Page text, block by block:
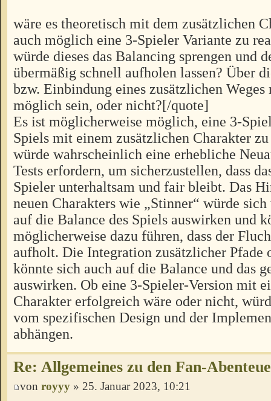
wäre es theoretisch mit dem zusätzlichen
auch möglich eine 3-Spieler Variante zu
würde dieses das Balancing sprengen und
übermäßig schnell aufholen lassen? Über
bzw. Einbindung eines zusätzlichen Weges
möglich sein, oder nicht?[/quote]
Es ist möglicherweise möglich, eine 3-
Spiels mit einem zusätzlichen Charakter
würde wahrscheinlich eine erhebliche
Tests erfordern, um sicherzustellen, dass
Spieler unterhaltsam und fair bleibt. Das
neuen Charakters wie „Stinner“ würde
auf die Balance des Spiels auswirken und
möglicherweise dazu führen, dass der
aufholt. Die Integration zusätzlicher Pfade
könnte sich auch auf die Balance und das
auswirken. Ob eine 3-Spieler-Version mit
Charakter erfolgreich wäre oder nicht,
vom spezifischen Design und der
abhängen.
Re: Allgemeines zu den Fan-
von royyy » 25. Januar 2023, 10:21